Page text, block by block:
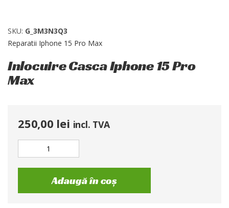
SKU: G_3M3N3Q3
Reparatii Iphone 15 Pro Max
Inlocuire Casca Iphone 15 Pro
Max
250,00 lei incl. TVA
Adaugă în coș